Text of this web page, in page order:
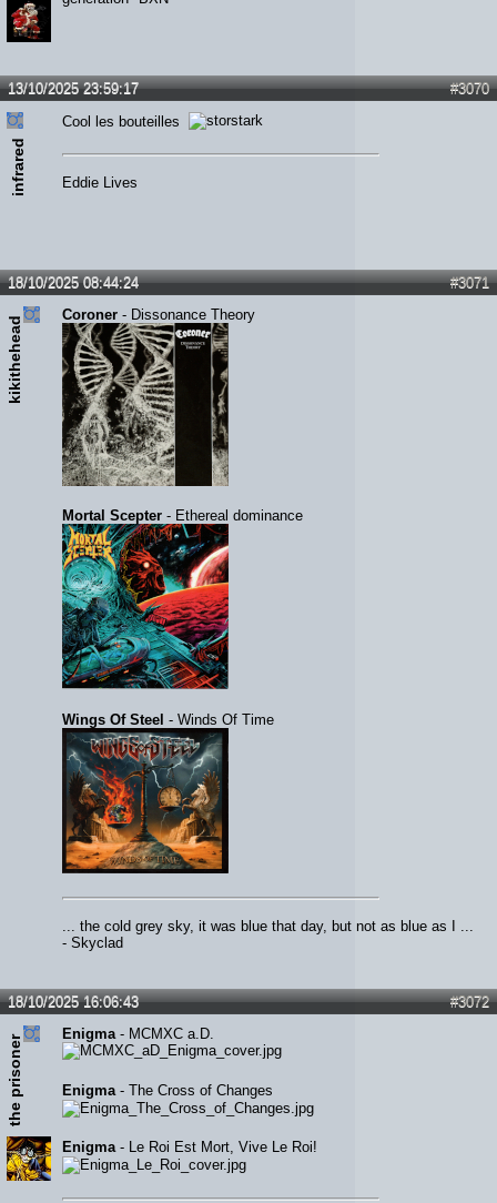
#3070
13/10/2025 23:59:17
infrared
Cool les bouteilles
Eddie Lives
#3071
18/10/2025 08:44:24
kikithehead
Coroner - Dissonance Theory
Mortal Scepter - Ethereal dominance
Wings Of Steel - Winds Of Time
... the cold grey sky, it was blue that day, but not as blue as I ...
- Skyclad
#3072
18/10/2025 16:06:43
the prisoner
Enigma - MCMXC a.D.
Enigma- The Cross of Changes
Enigma- Le Roi Est Mort, Vive Le Roi!